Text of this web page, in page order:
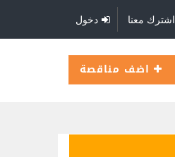
اشترك معنا دخول
اضف مناقصة